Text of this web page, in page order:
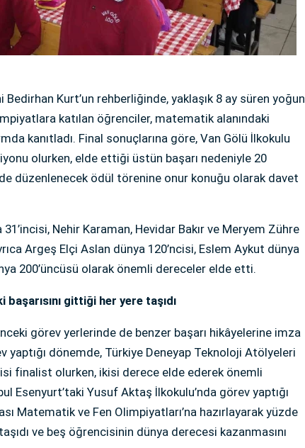
Kurt’un rehberliğinde, yaklaşık 8 ay süren yoğun
katılan öğrenciler, matematik alanındaki
kanıtladı. Final sonuçlarına göre, Van Gölü İlkokulu
olurken, elde ettiği üstün başarı nedeniyle 20
düzenlenecek ödül törenine onur konuğu olarak davet
Nehir Karaman, Hevidar Bakır ve Meryem Zühre
Argeş Elçi Aslan dünya 120’ncisi, Eslem Aykut dünya
200’üncüsü olarak önemli dereceler elde etti.
gittiği her yere taşıdı
görev yerlerinde de benzer başarı hikâyelerine imza
yaptığı dönemde, Türkiye Deneyap Teknoloji Atölyeleri
finalist olurken, ikisi derece elde ederek önemli
Esenyurt’taki Yusuf Aktaş İlkokulu’nda görev yaptığı
Matematik ve Fen Olimpiyatları’na hazırlayarak yüzde
ve beş öğrencisinin dünya derecesi kazanmasını